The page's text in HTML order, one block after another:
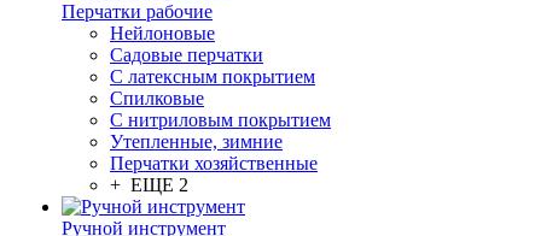
Перчатки рабочие
Нейлоновые
Садовые перчатки
С латексным покрытием
Cпилковые
С нитриловым покрытием
Утепленные, зимние
Перчатки хозяйственные
+ ЕЩЕ 2
Ручной инструмент